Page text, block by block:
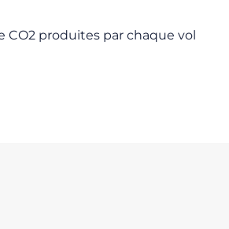
CO2 produites par chaque vol